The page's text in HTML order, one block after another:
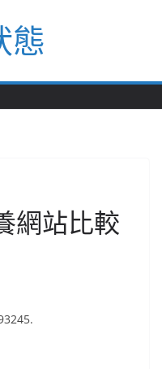
態
網站比較